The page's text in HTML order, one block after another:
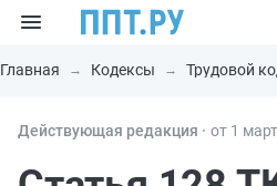
Главная Кодексы Трудовой
Действующая редакция ⸱ от 1